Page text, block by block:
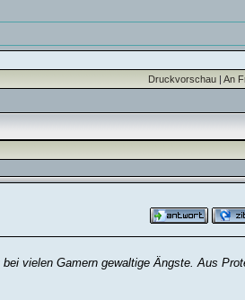
Druckvorschau| An
vielen Gamern gewaltige Ängste. Aus